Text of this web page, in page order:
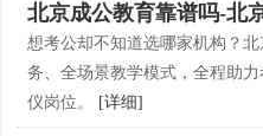
北京成公教育靠谱吗-北
想考公却不知道选哪家机构？
务、全场景教学模式，全程助
仪岗位。
[详细]